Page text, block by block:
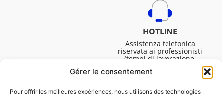
Gérer le consentement
Pour offrir les meilleures expériences, nous utilisons des technologies
HOTLINE
Assistenza telefonica
riservata ai professionisti
(tempi di lavorazione,
Dal lunedì al venerdì dalle